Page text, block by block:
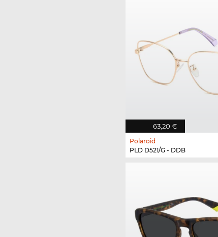
63,20 €
Polaroid
PLD D521/G - DDB